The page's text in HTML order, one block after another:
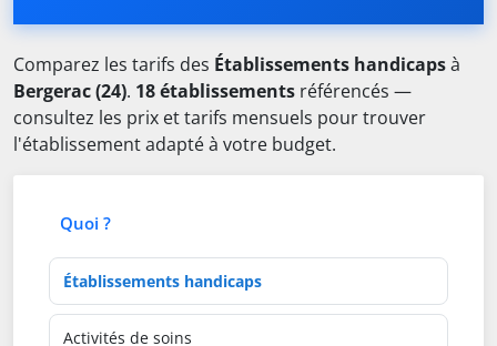
Comparez les tarifs des Établissements handicapsà
Bergerac (24). 18 établissements référencés —
consultez les prix et tarifs mensuels pour trouver
l'établissement adapté à votre budget.
Quoi ?
Type d'établissement
Activités de soins